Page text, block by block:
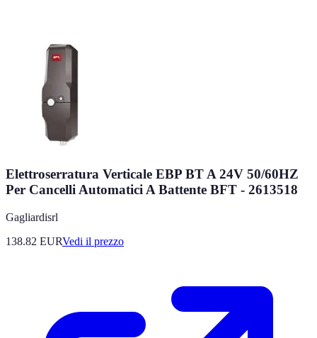
Elettroserratura Verticale EBP BT A 24V 50/60HZ
Per Cancelli Automatici A Battente BFT - 2613518
Gagliardisrl
138.82 EURVedi il prezzo